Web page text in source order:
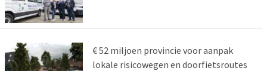
€ 52 miljoen provincie voor aanpak
lokale risicowegen en doorfietsroutes